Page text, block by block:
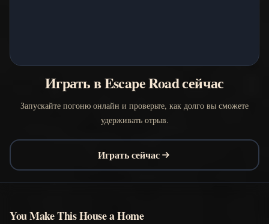
Играть в Escape Road сейчас
Запускайте погоню онлайн и проверьте, как долго вы сможете
удерживать отрыв.
Играть сейчас
You Make This House a Home